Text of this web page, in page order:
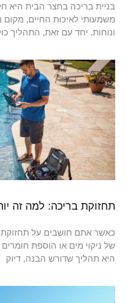
בניית בריכה בחצר הבית היא
משמעותי לאיכות החיים,
ונוחות. יחד עם זאת, התהליך
תחזוקת בריכה: למה זה
כאשר אתם חושבים על תחזוקת
של ניקוי מים או הוספת
היא תהליך שדורש הבנה, דיוק